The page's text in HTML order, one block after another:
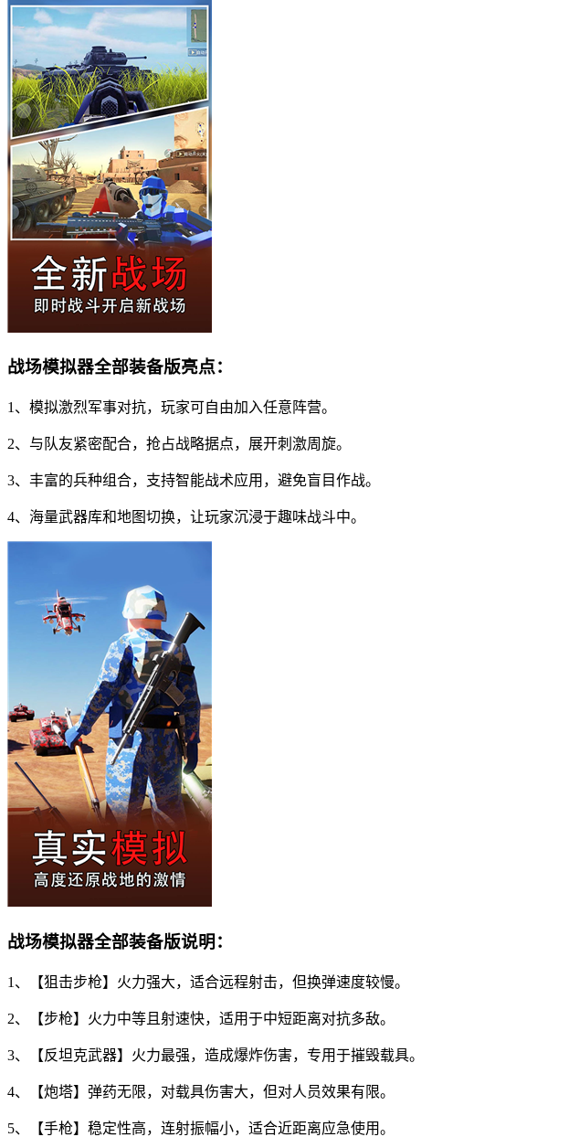
战场模拟器全部装备版亮点：
1、模拟激烈军事对抗，玩家可自由加入任意阵营。
2、与队友紧密配合，抢占战略据点，展开刺激周旋。
3、丰富的兵种组合，支持智能战术应用，避免盲目作战。
4、海量武器库和地图切换，让玩家沉浸于趣味战斗中。
战场模拟器全部装备版说明：
1、【狙击步枪】火力强大，适合远程射击，但换弹速度较慢。
2、【步枪】火力中等且射速快，适用于中短距离对抗多敌。
3、【反坦克武器】火力最强，造成爆炸伤害，专用于摧毁载具。
4、【炮塔】弹药无限，对载具伤害大，但对人员效果有限。
5、【手枪】稳定性高，连射振幅小，适合近距离应急使用。